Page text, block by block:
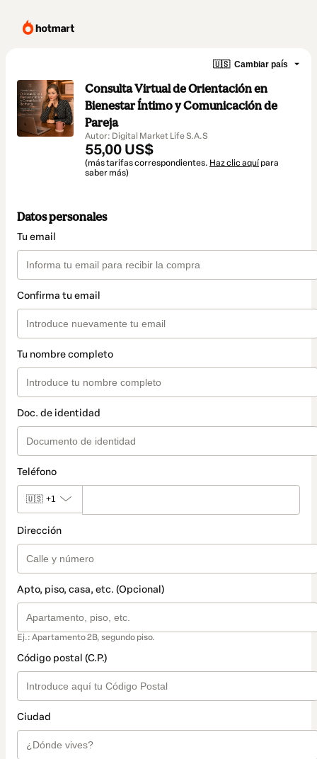
🇺🇸 Cambiar país
Consulta Virtual de Orientación en
Bienestar Íntimo y Comunicación de
Pareja
Autor: Digital Market Life S.A.S
55,00 US$
(más tarifas correspondientes. Haz clic aquí para
saber más)
Datos personales
Tu email
Confirma tu email
Tu nombre completo
Doc. de identidad
Teléfono
🇺🇸 +1
Dirección
Apto, piso, casa, etc. (Opcional)
Ej.: Apartamento 2B, segundo piso.
Código postal (C.P.)
Ciudad